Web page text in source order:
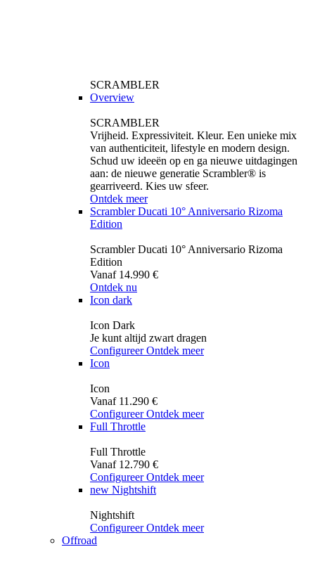
SCRAMBLER
Overview
SCRAMBLER
Vrijheid. Expressiviteit. Kleur. Een unieke mix
van authenticiteit, lifestyle en modern design.
Schud uw ideeën op en ga nieuwe uitdagingen
aan: de nieuwe generatie Scrambler® is
gearriveerd. Kies uw sfeer.
Ontdek meer
Scrambler Ducati 10° Anniversario Rizoma
Edition
Scrambler Ducati 10° Anniversario Rizoma
Edition
Vanaf 14.990 €
Ontdek nu
Icon dark
Icon Dark
Je kunt altijd zwart dragen
Configureer Ontdek meer
Icon
Icon
Vanaf 11.290 €
Configureer Ontdek meer
Full Throttle
Full Throttle
Vanaf 12.790 €
Configureer Ontdek meer
new Nightshift
Nightshift
Configureer Ontdek meer
Offroad